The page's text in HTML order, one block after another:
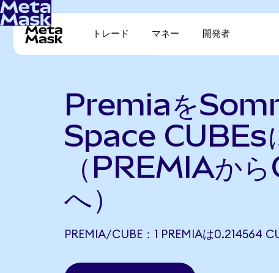
トレード マネー 開発者
Premiaを
Space CUBEs
（PREMIAか
へ）
PREMIA/CUBE：1 PREMIAは0.214564